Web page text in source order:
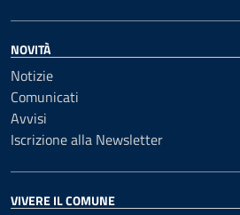
NOVITÀ
Notizie
Comunicati
Avvisi
Iscrizione alla Newsletter
VIVERE IL COMUNE